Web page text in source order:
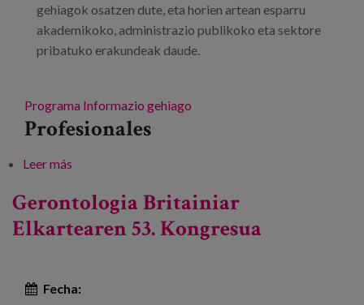
gehiagok osatzen dute, eta horien artean esparru
akademikoko, administrazio publikoko eta sektore
pribatuko erakundeak daude.
Programa Informazio gehiago
Profesionales
Leer más
Gerontologia Britainiar
Elkartearen 53. Kongresua
Fecha: